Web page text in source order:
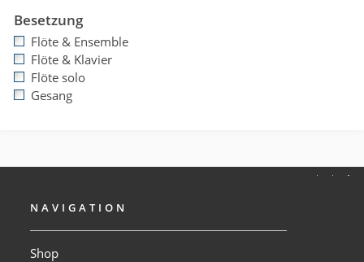
Besetzung
Flöte & Ensemble
Flöte & Klavier
Flöte solo
Gesang
NAVIGATION
Shop